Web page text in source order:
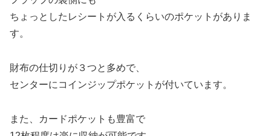
ちょっとしたレシートが入るくらいのポケットがありま
す。
財布の仕切りが３つと多めで、
センターにコインジップポケットが付いています。
また、カードポケットも豊富で